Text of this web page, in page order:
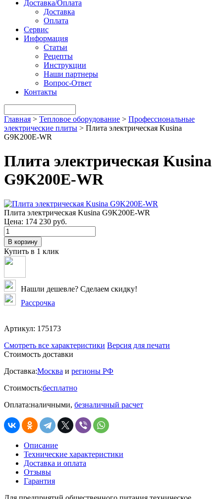
Доставка/Оплата
Доставка
Оплата
Сервис
Информация
Статьи
Рецепты
Инструкции
Наши партнеры
Вопрос-Ответ
Контакты
Главная > Тепловое оборудование > Профессиональные
электрические плиты > Плита электрическая Kusina
G9K200E-WR
Плита электрическая Kusina
G9K200E-WR
Плита электрическая Kusina G9K200E-WR
Цена: 174 230 руб.
В корзину
Купить в 1 клик
Нашли дешевле? Сделаем скидку!
Рассрочка
Артикул: 175173
Смотреть все характеристики Версия для печати
Стоимость доставки
Доставка:Москва и регионы РФ
Стоимость:бесплатно
Оплата:наличными, безналичный расчет
Описание
Технические характеристики
Доставка и оплата
Отзывы
Гарантия